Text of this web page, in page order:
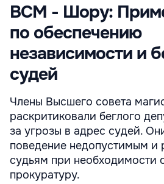
ВСМ - Шору:
по обеспечению
независимости и
судей
Члены Высшего совета
раскритиковали беглого
за угрозы в адрес судей.
поведение недопустимым и
судьям при необходимости
прокуратуру.